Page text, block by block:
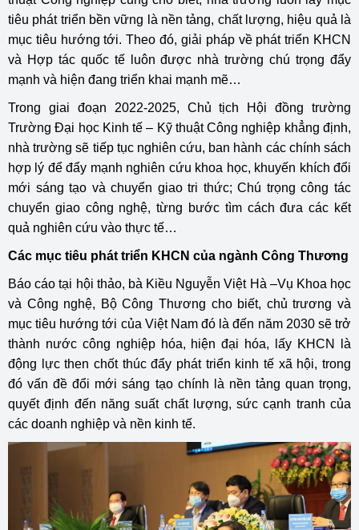
tiêu phát triển bền vững là nền tảng, chất lượng, hiệu quả là
mục tiêu hướng tới. Theo đó, giải pháp về phát triển KHCN
và Hợp tác quốc tế luôn được nhà trường chú trọng đẩy
mạnh và hiện đang triển khai mạnh mẽ…
Trong giai đoạn 2022-2025, Chủ tịch Hội đồng trường
Trường Đại học Kinh tế – Kỹ thuật Công nghiệp khẳng định,
nhà trường sẽ tiếp tục nghiên cứu, ban hành các chính sách
hợp lý để đẩy mạnh nghiên cứu khoa học, khuyến khích đổi
mới sáng tạo và chuyển giao tri thức; Chú trọng công tác
chuyển giao công nghệ, từng bước tìm cách đưa các kết
quả nghiên cứu vào thực tế…
Các mục tiêu phát triển KHCN của ngành Công Thương
Báo cáo tại hội thảo, bà Kiều Nguyễn Việt Hà –Vụ Khoa học
và Công nghệ, Bộ Công Thương cho biết, chủ trương và
mục tiêu hướng tới của Việt Nam đó là đến năm 2030 sẽ trở
thành nước công nghiệp hóa, hiện đại hóa, lấy KHCN là
động lực then chốt thúc đẩy phát triển kinh tế xã hội, trong
đó vấn đề đổi mới sáng tạo chính là nền tảng quan trọng,
quyết định đến năng suất chất lượng, sức cạnh tranh của
các doanh nghiệp và nền kinh tế.